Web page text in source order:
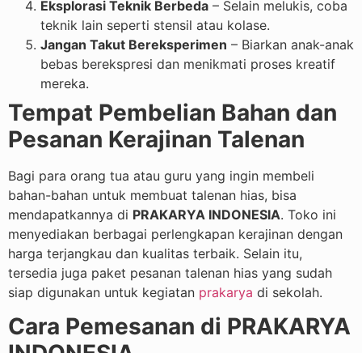
Eksplorasi Teknik Berbeda – Selain melukis, coba
teknik lain seperti stensil atau kolase.
Jangan Takut Bereksperimen – Biarkan anak-anak
bebas berekspresi dan menikmati proses kreatif
mereka.
Tempat Pembelian Bahan dan
Pesanan Kerajinan Talenan
Bagi para orang tua atau guru yang ingin membeli
bahan-bahan untuk membuat talenan hias, bisa
mendapatkannya di PRAKARYA INDONESIA. Toko ini
menyediakan berbagai perlengkapan kerajinan dengan
harga terjangkau dan kualitas terbaik. Selain itu,
tersedia juga paket pesanan talenan hias yang sudah
siap digunakan untuk kegiatan prakarya di sekolah.
Cara Pemesanan di PRAKARYA